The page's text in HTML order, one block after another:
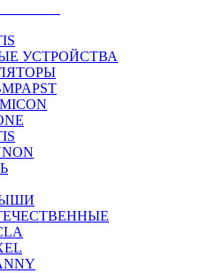
УСТРОЙСТВА